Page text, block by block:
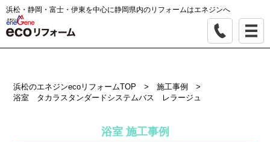
浜松・静岡・富士・伊東を中心に静岡県内のリフォームはエネジンへ
浜松のエネジンecoリフォームTOP >施工事例
>
浴室 タカラスタンダードシステムバス レラージュ
浴室 施工事例